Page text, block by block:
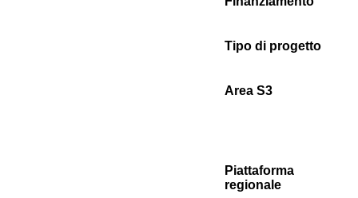
Tipo di progetto
Area S3
Piattaforma
regionale